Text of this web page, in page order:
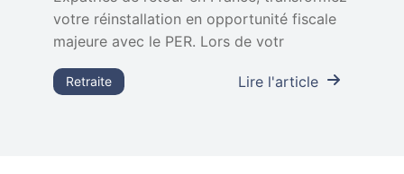
fiscale
votre réinstallation en opportunité fiscale
majeure avec le PER. Lors de votr
Lire l'article
Retraite